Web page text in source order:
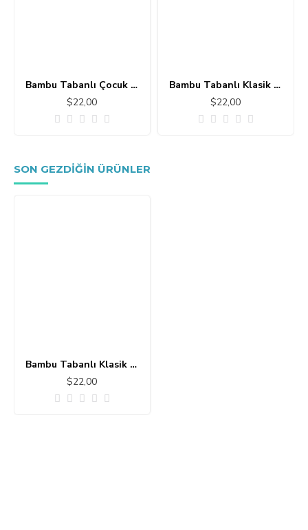
Bambu Tabanlı Çocuk Halısı MC101
$22,00
Bambu Tabanlı Klasik Halı MS109
$22,00
SON GEZDIĞIN ÜRÜNLER
Bambu Tabanlı Klasik Halı MS471
$22,00